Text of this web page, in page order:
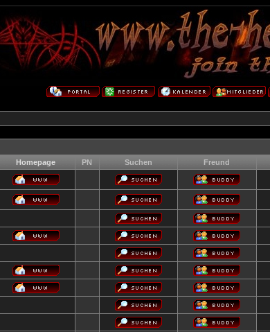
Homepage PN Suchen Freund